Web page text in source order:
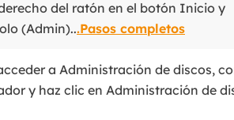
del ratón en el botón Inicio y
(Admin)...Pasos completos
a Administración de discos,
y haz clic en Administración de